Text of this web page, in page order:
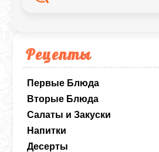
Рецепты
Первые Блюда
Вторые Блюда
Салаты и Закуски
Напитки
Десерты